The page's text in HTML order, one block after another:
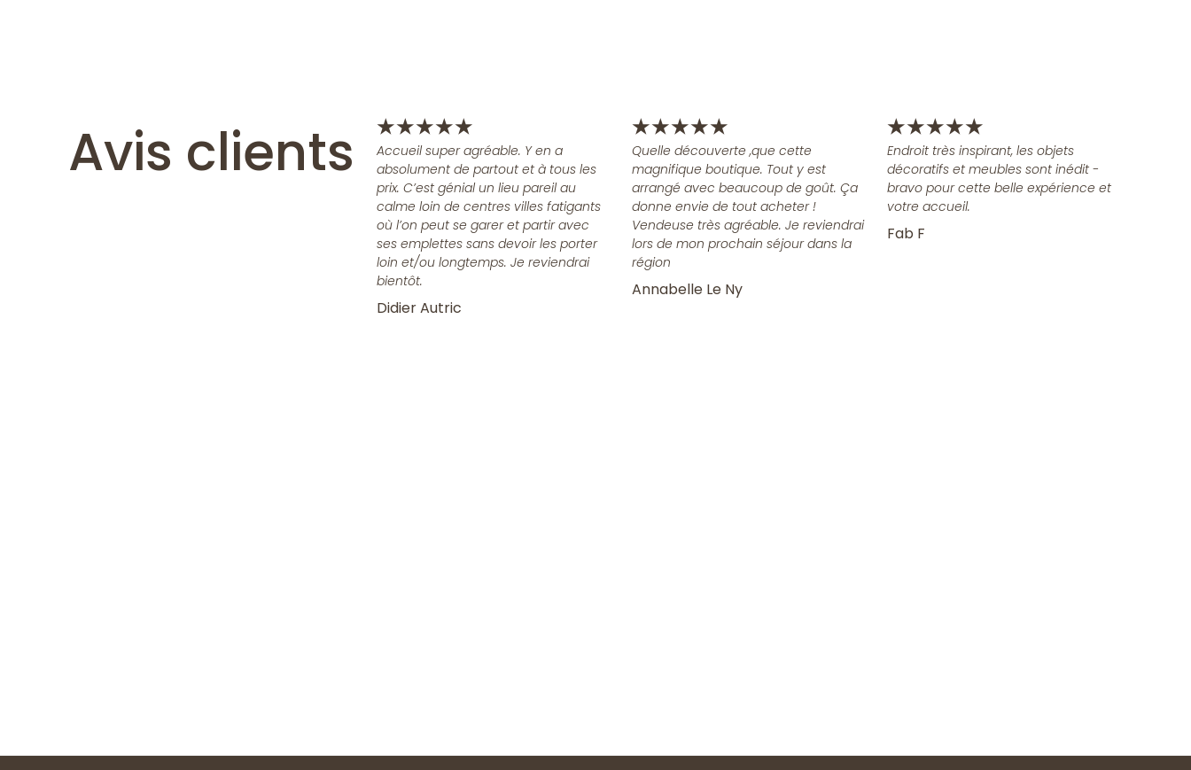
Avis clients ★★★★★
Accueil super agréable. Y en a
absolument de partout et à tous les
prix. C’est génial un lieu pareil au
calme loin de centres villes fatigants
où l’on peut se garer et partir avec
ses emplettes sans devoir les porter
loin et/ou longtemps. Je reviendrai
bientôt.
Didier Autric
★★★★★
Quelle découverte ,que cette
magnifique boutique. Tout y est
arrangé avec beaucoup de goût. Ça
donne envie de tout acheter !
Vendeuse très agréable. Je reviendrai
lors de mon prochain séjour dans la
région
Annabelle Le Ny
★★★★★
Endroit très inspirant, les objets
décoratifs et meubles sont inédit -
bravo pour cette belle expérience et
votre accueil.
Fab F